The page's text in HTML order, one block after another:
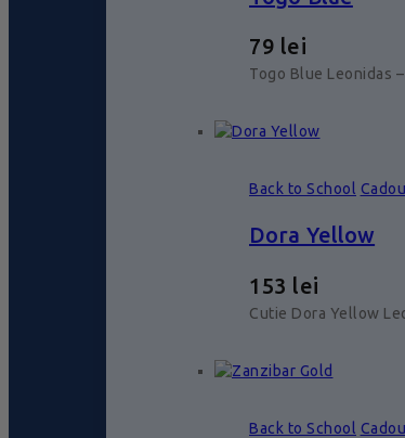
79 lei
Togo Blue Leonidas
Back to School
Dora Yellow
153 lei
Cutie Dora Yellow
Back to School